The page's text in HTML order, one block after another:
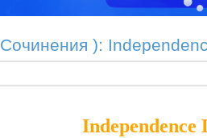
):
Independence